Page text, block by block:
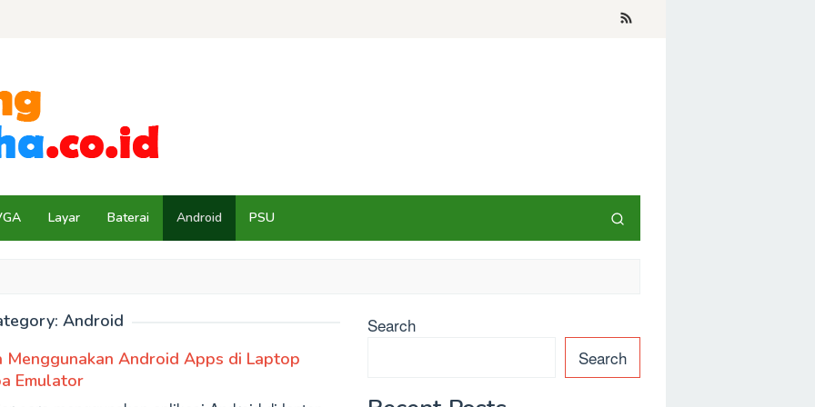
Layar Baterai Android PSU
Android
Menggunakan Android Apps di Laptop
Emulator
Search
Search